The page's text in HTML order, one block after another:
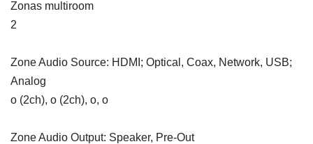
Zonas multiroom
2
Zone Audio Source: HDMI; Optical, Coax, Network, USB;
Analog
o (2ch), o (2ch), o, o
Zone Audio Output: Speaker, Pre-Out